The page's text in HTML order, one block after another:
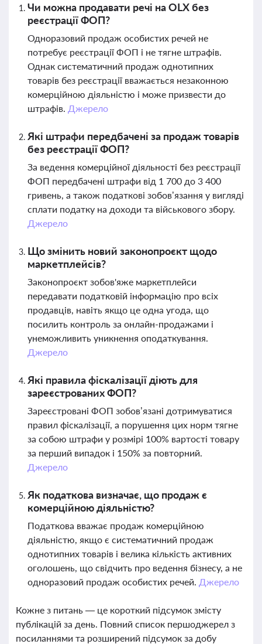
Чи можна продавати речі на OLX без
реєстрації ФОП?
Одноразовий продаж особистих речей не
потребує реєстрації ФОП і не тягне штрафів.
Однак систематичний продаж однотипних
товарів без реєстрації вважається незаконною
комерційною діяльністю і може призвести до
штрафів. Джерело
Які штрафи передбачені за продаж товарів
без реєстрації ФОП?
За ведення комерційної діяльності без реєстрації
ФОП передбачені штрафи від 1 700 до 3 400
гривень, а також податкові зобов’язання у вигляді
сплати податку на доходи та військового збору.
Джерело
Що змінить новий законопроєкт щодо
маркетплейсів?
Законопроєкт зобов'яже маркетплейси
передавати податковій інформацію про всіх
продавців, навіть якщо це одна угода, що
посилить контроль за онлайн-продажами і
унеможливить уникнення оподаткування.
Джерело
Які правила фіскалізації діють для
зареєстрованих ФОП?
Зареєстровані ФОП зобов’язані дотримуватися
правил фіскалізації, а порушення цих норм тягне
за собою штрафи у розмірі 100% вартості товару
за перший випадок і 150% за повторний.
Джерело
Як податкова визначає, що продаж є
комерційною діяльністю?
Податкова вважає продаж комерційною
діяльністю, якщо є систематичний продаж
однотипних товарів і велика кількість активних
оголошень, що свідчить про ведення бізнесу, а не
одноразовий продаж особистих речей. Джерело
Кожне з питань — це короткий підсумок змісту
публікацій за день. Повний список першоджерел з
посиланнями та розширений підсумок за добу